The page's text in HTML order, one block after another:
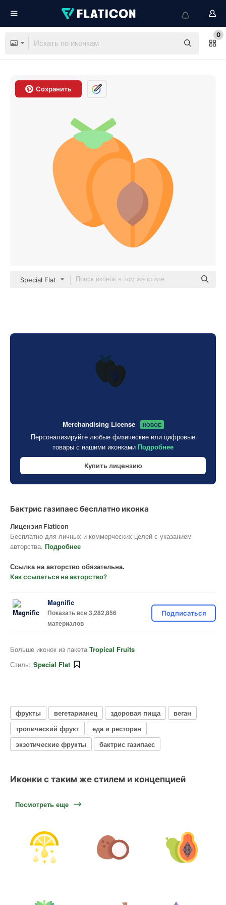
0
Сохранить
Special Flat
Merchandising License НОВОЕ
Персонализируйте любые физические или цифровые
товары с нашими иконками Подробнее
Купить лицензию
Бактрис газипаес бесплатно иконка
Лицензия Flaticon
Бесплатно для личных и коммерческих целей с указанием
авторства. Подробнее
Ссылка на авторство обязательна.
Как ссылаться на авторство?
Magnific
Показать все 3,282,856
материалов
Подписаться
Больше иконок из пакета Tropical Fruits
Стиль: Special Flat
фрукты вегетарианец здоровая пища
веган
тропический фрукт
еда и ресторан
экзотические фрукты
бактрис газипаес
Иконки с таким же стилем и концепцией
Посмотреть еще